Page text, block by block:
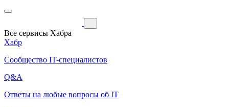
Все сервисы Хабра
Хабр
Сообщество IT-специалистов
Q&A
Ответы на любые вопросы об IT